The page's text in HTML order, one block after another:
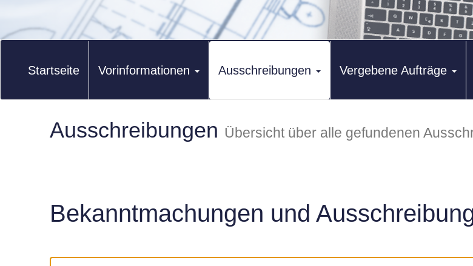
Startseite Vorinformationen Ausschreibungen Vergebene Aufträge
Ausschreibungen Übersicht über alle gefundenen
Bekanntmachungen und